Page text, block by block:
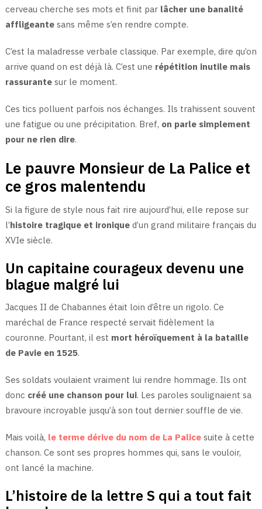
cerveau cherche ses mots et finit par lâcher une banalité
affligeantesans même s’en rendre compte.
C’est la maladresse verbale classique. Par exemple, dire qu’on
arrive quand on est déjà là. C’est une répétition inutile mais
rassurantesur le moment.
Ces tics polluent parfois nos échanges. Ils trahissent souvent
une fatigue ou une précipitation. Bref, on parle simplement
pour ne rien dire.
Le pauvre Monsieur de La Palice et
ce gros malentendu
Si la figure de style nous fait rire aujourd’hui, elle repose sur
l’histoire tragique et ironiqued’un grand militaire français du
XVIe siècle.
Un capitaine courageux devenu une
blague malgré lui
Jacques II de Chabannes était loin d’être un rigolo. Ce
maréchal de France respecté servait fidèlement la
couronne. Pourtant, il est mort héroïquement à la bataille
de Pavie en 1525.
Ses soldats voulaient vraiment lui rendre hommage. Ils ont
donc créé une chanson pour lui. Les paroles soulignaient sa
bravoure incroyable jusqu’à son tout dernier souffle de vie.
Mais voilà, le terme dérive du nom de La Palicesuite à cette
chanson. Ce sont ses propres hommes qui, sans le vouloir,
ont lancé la machine.
L’histoire de la lettre S qui a tout fait